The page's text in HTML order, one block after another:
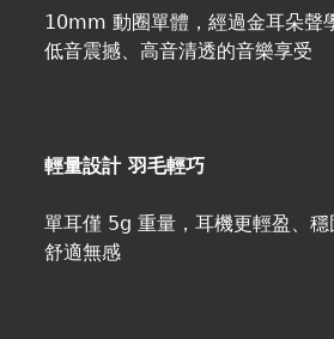
10mm 動圈單體，經過金耳朵聲
低音震撼、高音清透的音樂享受
輕量設計 羽毛輕巧
單耳僅 5g 重量，耳機更輕盈、
舒適無感